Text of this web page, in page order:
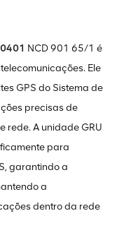
NCD 901 65/1 é
Ele
GPS do Sistema de
precisas de
rede. A unidade GRU
para
garantindo a
a
dentro da rede